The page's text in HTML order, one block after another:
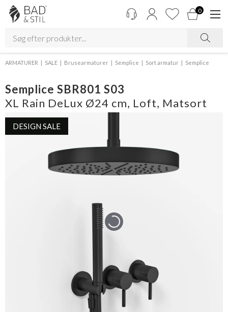
0
ARMATURER SALE Brusearmaturer Semplice Sort armatur Semplice
Semplice SBR801 S03
XL Rain DeLux Ø24 cm, Loft, Matsort
DESIGN SALE